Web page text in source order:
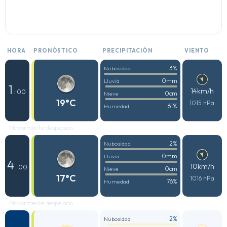
HORA PRONÓSTICO PRECIPITACIÓN VIENTO
1 : 00
19°C
Nubosidad 3%
Lluvia 0mm
Nieve 0cm
Humedad 61%
14km/h
1015 hPa
Mayormente despejado
4 : 00
17°C
Nubosidad 2%
Lluvia 0mm
Nieve 0cm
Humedad 76%
10km/h
1016 hPa
Mayormente despejado
Nubosidad 2%